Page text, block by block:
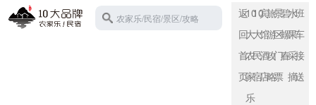
农家乐/民宿/景区/攻略
返
回
首
页
10
大
农
家
乐
10
大
民
宿
宾
馆
酒
店
旅
游
攻
略
景
区
门
票
碧
螺
春
水
果
采
摘
班
车
接
送